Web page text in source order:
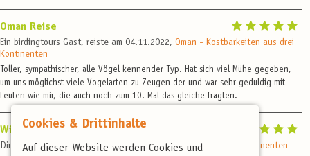
Cookies & Drittinhalte
Auf dieser Website werden Cookies und
Oman Reise
Ein birdingtours Gast, reiste am 04.11.2022, Oman - Kostbarkeiten aus drei
Kontinenten
Toller, sympathischer, alle Vögel kennender Typ. Hat sich viel Mühe gegeben,
um uns möglichst viele Vogelarten zu Zeugen der und war sehr geduldig mit
Leuten wie mir, die auch noch zum 10. Mal das gleiche fragten.
Wirklich toll!
Dirk T., reiste am 04.11.2022,Oman - Kostbarkeiten aus drei Kontinenten